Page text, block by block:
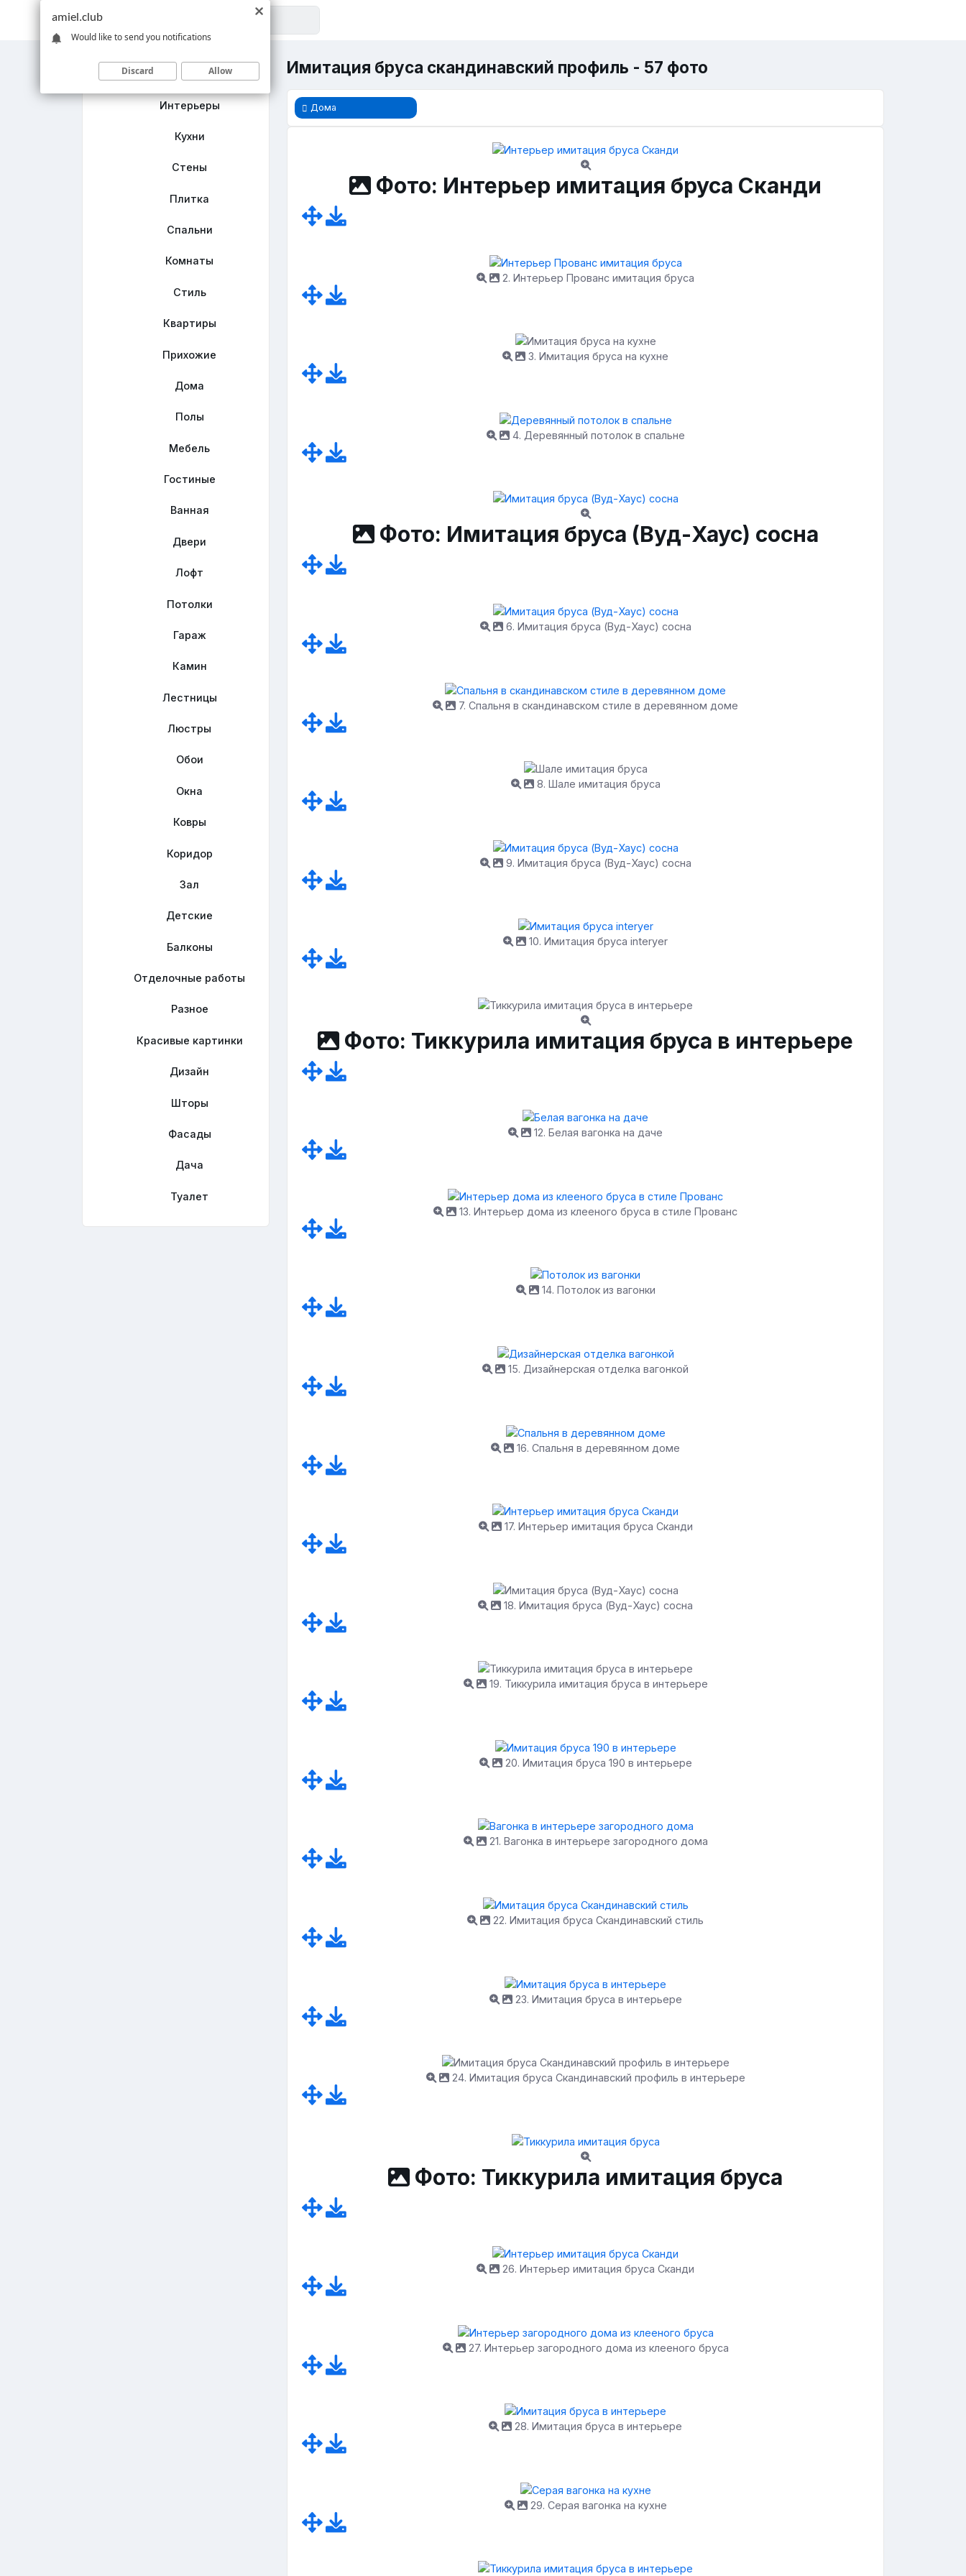
Главная
Интерьеры
Кухни
Стены
Плитка
Спальни
Комнаты
Стиль
Квартиры
Прихожие
Дома
Полы
Мебель
Гостиные
Ванная
Двери
Лофт
Потолки
Гараж
Камин
Лестницы
Люстры
Обои
Окна
Ковры
Коридор
Зал
Детские
Балконы
Отделочные работы
Разное
Красивые картинки
Дизайн
Шторы
Фасады
Дача
Туалет
Имитация бруса скандинавский профиль - 57 фото
Дома
Фото: Интерьер имитация бруса Сканди
2. Интерьер Прованс имитация бруса
3. Имитация бруса на кухне
4. Деревянный потолок в спальне
Фото: Имитация бруса (Вуд-Хаус) сосна
6. Имитация бруса (Вуд-Хаус) сосна
7. Спальня в скандинавском стиле в деревянном доме
8. Шале имитация бруса
9. Имитация бруса (Вуд-Хаус) сосна
10. Имитация бруса interyer
Фото: Тиккурила имитация бруса в интерьере
12. Белая вагонка на даче
13. Интерьер дома из клееного бруса в стиле Прованс
14. Потолок из вагонки
15. Дизайнерская отделка вагонкой
16. Спальня в деревянном доме
17. Интерьер имитация бруса Сканди
18. Имитация бруса (Вуд-Хаус) сосна
19. Тиккурила имитация бруса в интерьере
20. Имитация бруса 190 в интерьере
21. Вагонка в интерьере загородного дома
22. Имитация бруса Скандинавский стиль
23. Имитация бруса в интерьере
24. Имитация бруса Скандинавский профиль в интерьере
Фото: Тиккурила имитация бруса
26. Интерьер имитация бруса Сканди
27. Интерьер загородного дома из клееного бруса
28. Имитация бруса в интерьере
29. Серая вагонка на кухне
amiel.club
Would like to send you notifications
Discard Allow